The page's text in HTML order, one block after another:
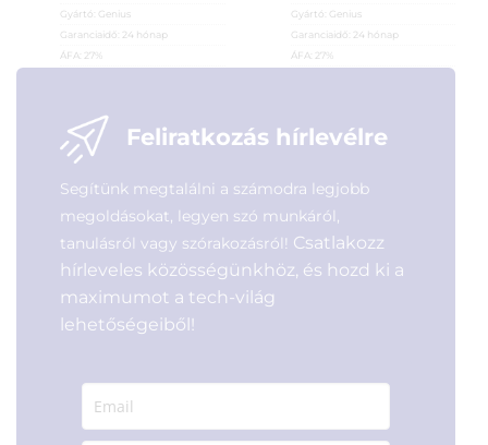
Gyártó: Genius
Garanciaidő:
24 hónap
ÁFA:
27%
Gyártó: Genius
Garanciaidő:
24 hónap
ÁFA:
27%
Feliratkozás hírlevélre
Segítünk megtalálni a számodra legjobb
megoldásokat, legyen szó munkáról,
tanulásról vagy szórakozásról! Csatlakozz
hírleveles közösségünkhöz, és hozd ki a
maximumot a tech-világ
lehetőségeiből!